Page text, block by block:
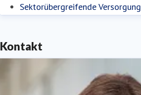
Sektorübergreifende Versorgung
Kontakt